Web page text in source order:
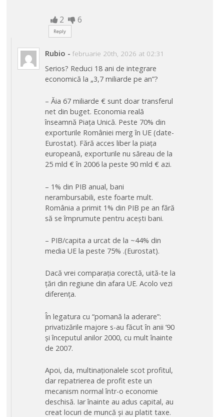
2 6
Reply
Rubio - februarie 20th, 2026 at 02:31
Serios? Reduci 18 ani de integrare
economică la „3,7 miliarde pe an”?
– Ăia 67 miliarde € sunt doar transferul
net din buget. Economia reală
înseamnă Piața Unică. Peste 70% din
exporturile României merg în UE (date-
Eurostat). Fără acces liber la piața
europeană, exporturile nu săreau de la
25 mld € în 2006 la peste 90 mld € azi.
– 1% din PIB anual, bani
nerambursabili, este foarte mult.
România a primit 1% din PIB pe an fără
să se împrumute pentru acești bani.
– PIB/capita a urcat de la ~44% din
media UE la peste 75% .(Eurostat).
Dacă vrei comparația corectă, uită-te la
țări din regiune din afara UE. Acolo vezi
diferența.
În legatura cu “pomană la aderare”:
privatizările majore s-au făcut în anii ’90
și începutul anilor 2000, cu mult înainte
de 2007.
Apoi, da, multinaționalele scot profitul,
dar repatrierea de profit este un
mecanism normal într-o economie
deschisă. Iar înainte au adus capital, au
creat locuri de muncă și au platit taxe.